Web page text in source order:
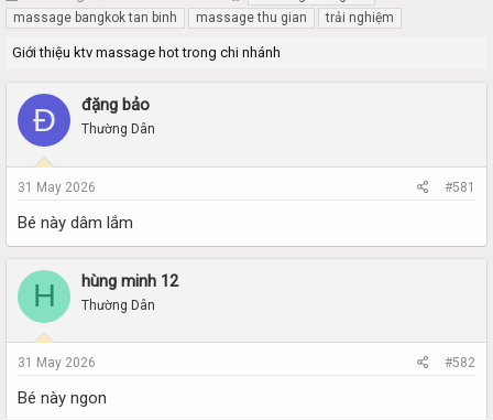
h
r
e
s
t
r
t
r
t
a
r
a
t
massage bangkok tan binh
massage thu gian trải nghiệm
Giới thiệu ktv massage hot trong chi nhánh
Đ đặng bảo
Thường Dân
31 May 2026 #581
Bé này dâm lắm
H hùng minh 12
Thường Dân
31 May 2026 #582
Bé này ngon